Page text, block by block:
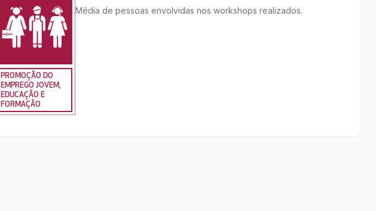
PROMOÇÃO DO
EMPREGO JOVEM,
EDUCAÇÃO E
FORMAÇÃO
Média de pessoas envolvidas nos workshops realizados.